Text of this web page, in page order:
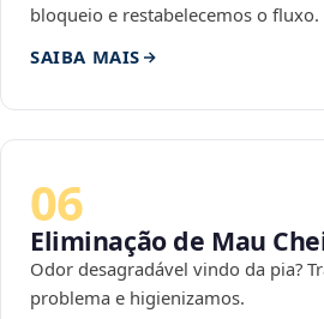
bloqueio e restabelecemos o fluxo.
SAIBA MAIS
06
Eliminação de Mau
Odor desagradável vindo da pia?
problema e higienizamos.